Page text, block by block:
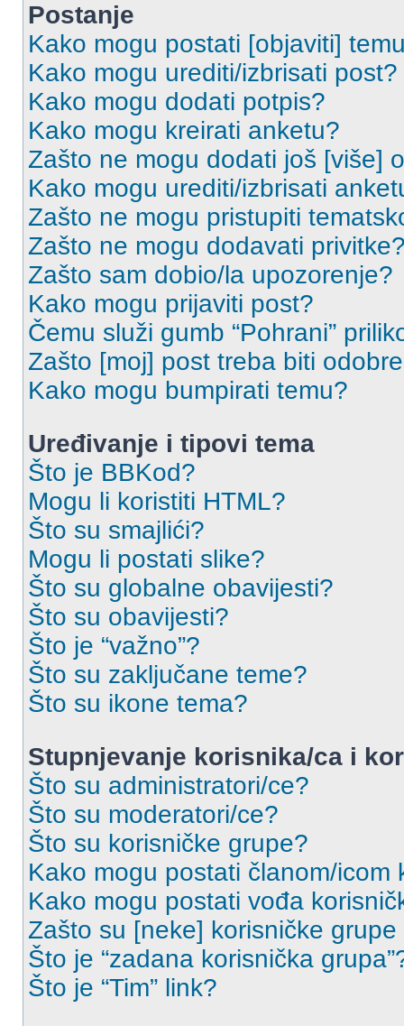
Postanje
Kako mogu postati [objaviti]
Kako mogu urediti/izbrisati post?
Kako mogu dodati potpis?
Kako mogu kreirati anketu?
Zašto ne mogu dodati još [više]
Kako mogu urediti/izbrisati
Zašto ne mogu pristupiti
Zašto ne mogu dodavati
Zašto sam dobio/la upozorenje?
Kako mogu prijaviti post?
Čemu služi gumb “Pohrani”
Zašto [moj] post treba biti
Kako mogu bumpirati temu?
Uređivanje i tipovi tema
Što je BBKod?
Mogu li koristiti HTML?
Što su smajlići?
Mogu li postati slike?
Što su globalne obavijesti?
Što su obavijesti?
Što je “važno”?
Što su zaključane teme?
Što su ikone tema?
Stupnjevanje korisnika/ca i
Što su administratori/ce?
Što su moderatori/ce?
Što su korisničke grupe?
Kako mogu postati članom/icom
Kako mogu postati vođa
Zašto su [neke] korisničke
Što je “zadana korisnička
Što je “Tim” link?